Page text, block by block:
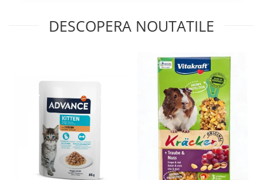
DESCOPERA NOUTATILE